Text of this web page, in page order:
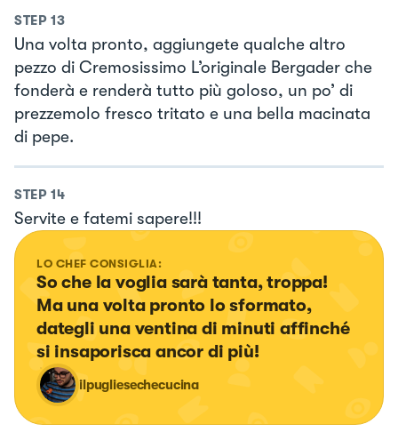
STEP 13
Una volta pronto, aggiungete qualche altro
pezzo di Cremosissimo L’originale Bergader che
fonderà e renderà tutto più goloso, un po’ di
prezzemolo fresco tritato e una bella macinata
di pepe.
STEP 14
Servite e fatemi sapere!!!
LO CHEF CONSIGLIA:
So che la voglia sarà tanta, troppa!
Ma una volta pronto lo sformato,
dategli una ventina di minuti affinché
si insaporisca ancor di più!
ilpugliesechecucina